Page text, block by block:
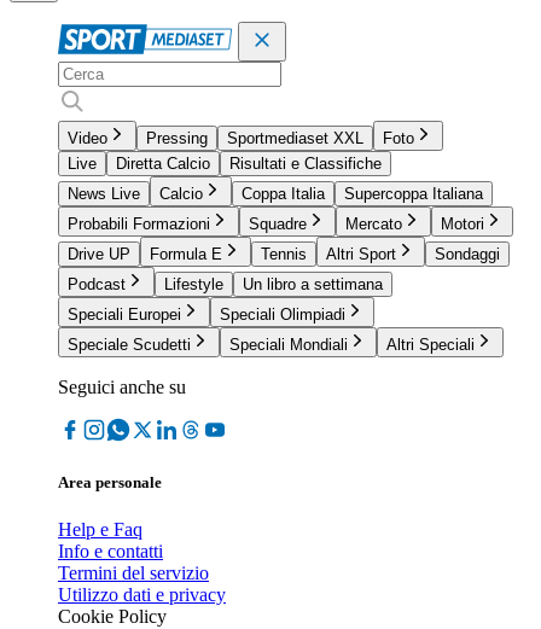
Video Pressing Sportmediaset XXL
Foto
Live
Diretta Calcio
Risultati e Classifiche
News Live
Calcio Coppa Italia
Supercoppa Italiana
Probabili Formazioni
Squadre Mercato
Motori
Drive UP
Formula E Tennis Altri Sport
Sondaggi
Podcast
Lifestyle
Un libro a settimana
Speciali Europei
Speciali Olimpiadi
Speciale Scudetti
Speciali Mondiali Altri Speciali
Seguici anche su
Area personale
Help e Faq
Info e contatti
Termini del servizio
Utilizzo dati e privacy
Cookie Policy